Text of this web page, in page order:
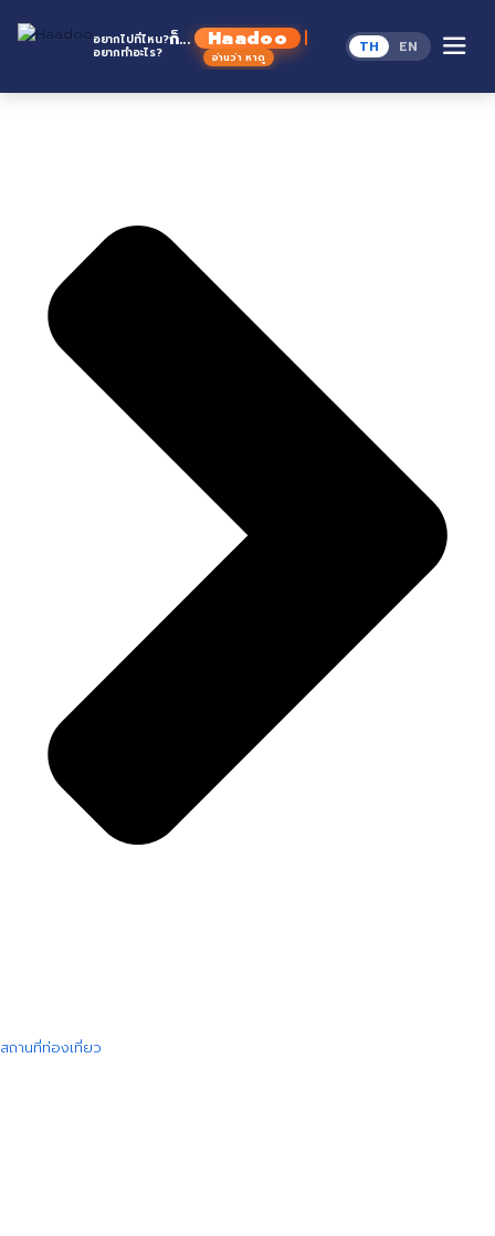
อยากไปที่ไหน?
อยากทำอะไร?
ก็... H
อ่านว่า หาดู TH EN
Home
สถานที่ท่องเที่ยว